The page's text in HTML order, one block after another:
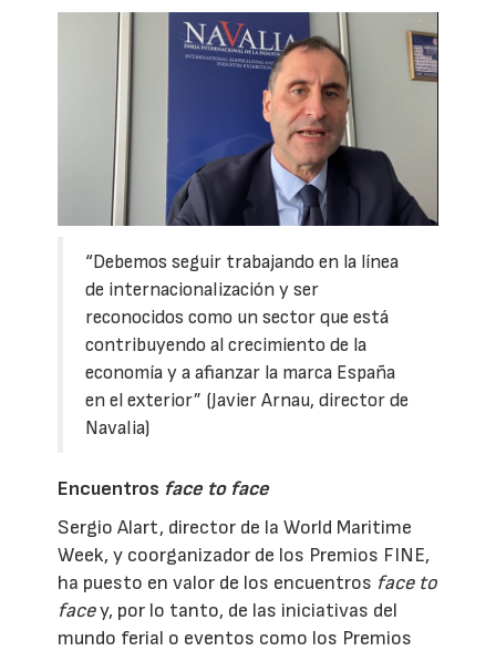
“Debemos seguir trabajando en la línea
de internacionalización y ser
reconocidos como un sector que está
contribuyendo al crecimiento de la
economía y a afianzar la marca España
en el exterior” (Javier Arnau, director de
Navalia)
Encuentros face to face
Sergio Alart, director de la World Maritime
Week, y coorganizador de los Premios FINE,
ha puesto en valor de los encuentros face to
facey, por lo tanto, de las iniciativas del
mundo ferial o eventos como los Premios